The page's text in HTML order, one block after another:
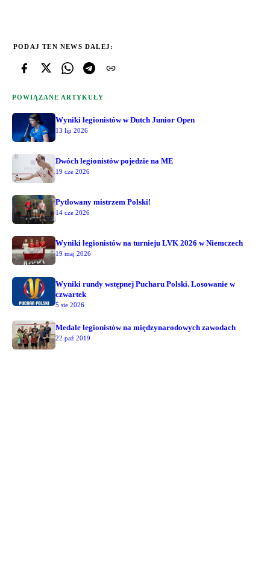
PODAJ TEN NEWS DALEJ:
POWIĄZANE ARTYKUŁY
Wyniki legionistów w Dutch Junior Open
13 lip 2026
Dwóch legionistów pojedzie na ME
19 cze 2026
Pytlowany mistrzem Polski!
14 cze 2026
Wyniki legionistów na turnieju LVK 2026 w Niemczech
19 maj 2026
Wyniki rundy wstępnej Pucharu Polski. Losowanie w
czwartek
5 sie 2026
Medale legionistów na międzynarodowych zawodach
22 paź 2019